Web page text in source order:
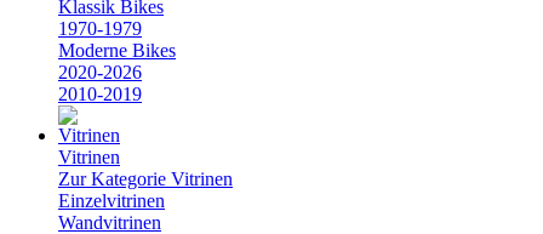
Klassik Bikes
1970-1979
Moderne Bikes
2020-2026
2010-2019
Vitrinen
Zur Kategorie Vitrinen
Einzelvitrinen
Wandvitrinen